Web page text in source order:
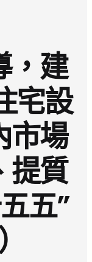
，建
宅設
市場
提質
五”